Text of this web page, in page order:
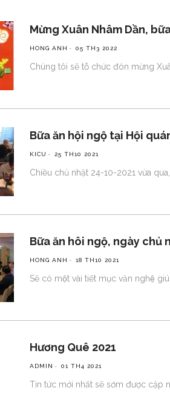
Mừng Xuân Nhâm Dần,
HONG ANH 05 TH3 2022
Chúng tôi sẽ tỗ chức đón mừng
Bữa ăn hội ngộ tại Hội
KICU 25 TH10 2021
Chiều chủ nhật 24-10-2021 vừa
Bữa ăn hôi ngộ, ngày chủ
HONG ANH 18 TH10 2021
Sẽ có một vài tiết mục văn nghệ
Hương Quê 2021
ADMIN 01 TH4 2021
Tin tức mới nhất sẽ sớm được cập